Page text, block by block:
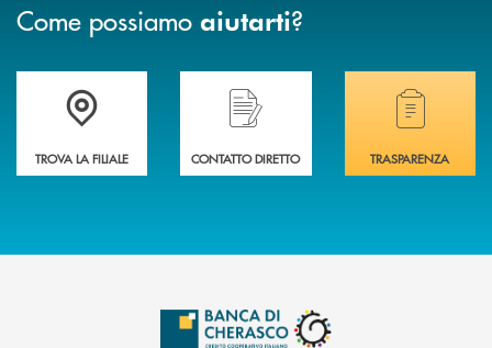
Come possiamo aiutarti?
Accedi all' elenco completo delle filiali .
TROVA LA FILIALE
Hai bisogno di assistenza immediata?
CONTATTO DIRETTO
Hai bisogno di
TRASPARENZA